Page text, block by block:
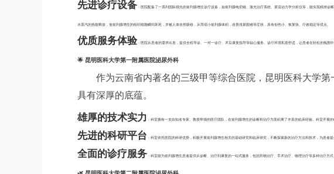
先进诊疗设备 ：医院配备了一系列国际领先的前列腺增生诊疗设备，如前列腺电切镜、激光治疗系统、尿流动力学分析仪等，能实现精准
水蒸汽的热能释放，使前列腺增生的组织细胞瞬间坏死，并被人体自然吸收，从而缩小前列腺体积，改善排尿困难等症状，具有创伤小、恢复快、疗效稳定等优点。
优质服务体验 ：医院从患者的需求出发，提供全程导诊、一对一诊疗、术后康复指导等贴心服务。诊疗环境私密舒适，让患者在轻松的氛围
🌟 昆明医科大学第一附属医院泌尿外科
作为云南省内著名的三级甲等综合医院，昆明医科大学
具有深厚的底蕴。
雄厚的技术实力 ：科室拥有一支由知名专家、教授带领的医疗团队，在前列腺增生的诊断和治疗方面积累了丰富的临床经验。科室开展
先进的科研平台 ：科室依托医院的科研优势，积极开展前列腺增生相关的基础研究和临床研究，不断探索新的治疗方法和技术，为患者提
全面的诊疗服务 ：科室能为前列腺增生患者提供从诊断、治疗到康复的一站式服务，包括药物治疗、手术治疗、物理治疗等多种治疗方式